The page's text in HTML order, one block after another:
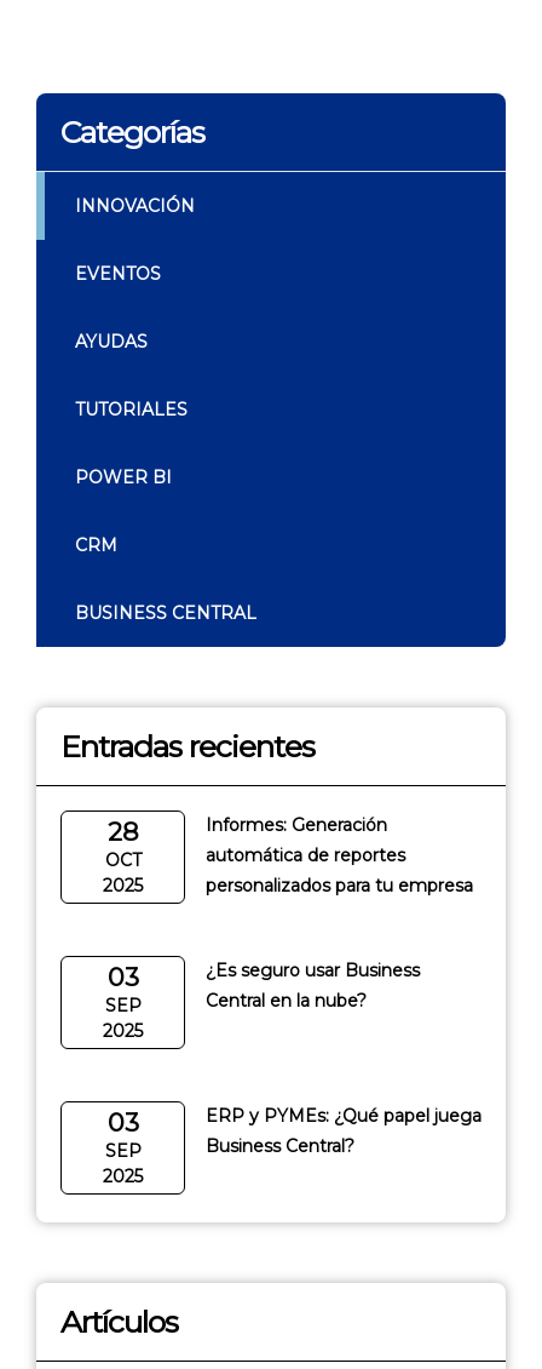
Categorías
INNOVACIÓN
EVENTOS
AYUDAS
TUTORIALES
POWER BI
CRM
BUSINESS CENTRAL
Entradas recientes
28
OCT
2025
Informes: Generación
automática de reportes
personalizados para tu empresa
03
SEP
2025
¿Es seguro usar Business
Central en la nube?
03
SEP
2025
ERP y PYMEs: ¿Qué papel juega
Business Central?
Artículos